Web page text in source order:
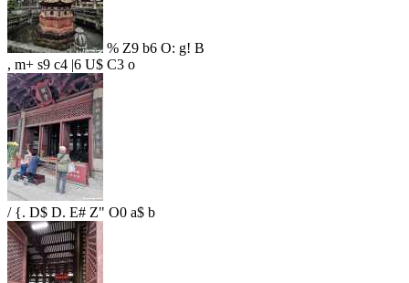
% Z9 b6 O: g! B
, m+ s9 c4 |6 U$ C3 o
/ {. D$ D. E# Z" O0 a$ b